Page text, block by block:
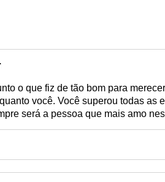
o que fiz de tão bom para
você. Você superou todas as
será a pessoa que mais amo